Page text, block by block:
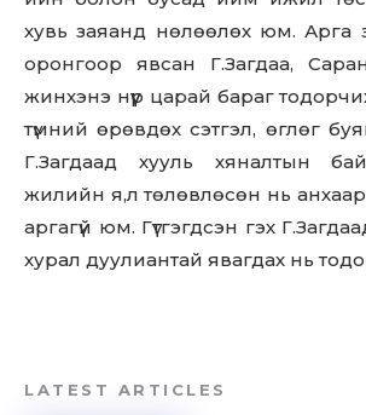
хувь заяанд нөлөөлөх юм. Арга
оронгоор явсан Г.Загдаа,
жинхэнэ нүүр царай бараг
түмний өрөвдөх сэтгэл, өглөг
Г.Загдаад хууль хяналтын
жилийн я,л төлөвлөсөн нь
аргагүй юм. Гүтгэгдсэн гэх
хурал дуулиантай явагдах нь
LATEST ARTICLES